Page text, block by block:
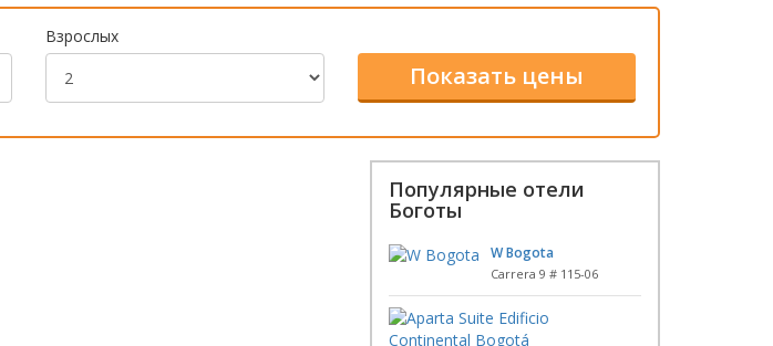
Взрослых
Популярные отели
Боготы
W Bogota
Carrera 9 # 115-06